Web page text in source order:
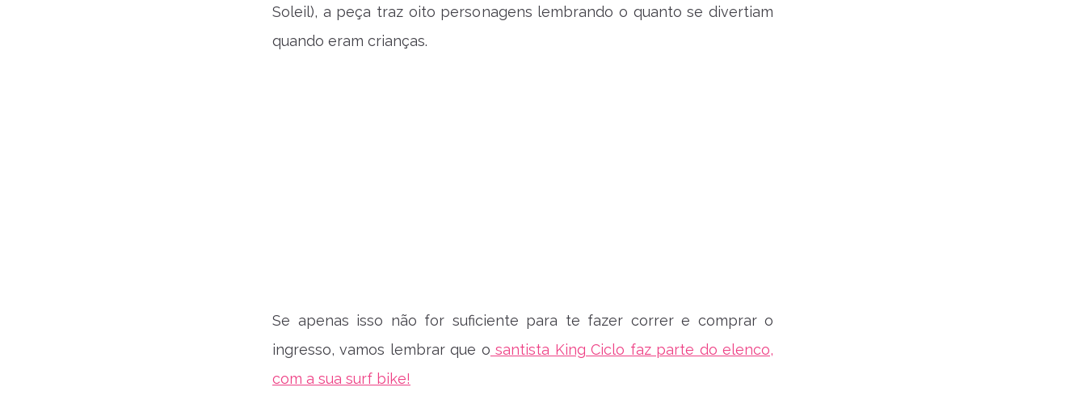
Soleil), a peça traz oito personagens lembrando o quanto se divertiam
quando eram crianças.
Se apenas isso não for suficiente para te fazer correr e comprar o
ingresso, vamos lembrar que o santista King Ciclo faz parte do elenco,
com a sua surf bike!